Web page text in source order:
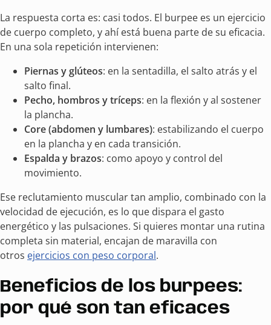
La respuesta corta es: casi todos. El burpee es un ejercicio
de cuerpo completo, y ahí está buena parte de su eficacia.
En una sola repetición intervienen:
Piernas y glúteos: en la sentadilla, el salto atrás y el
salto final.
Pecho, hombros y tríceps: en la flexión y al sostener
la plancha.
Core (abdomen y lumbares): estabilizando el cuerpo
en la plancha y en cada transición.
Espalda y brazos: como apoyo y control del
movimiento.
Ese reclutamiento muscular tan amplio, combinado con la
velocidad de ejecución, es lo que dispara el gasto
energético y las pulsaciones. Si quieres montar una rutina
completa sin material, encajan de maravilla con
otros ejercicios con peso corporal.
Beneficios de los burpees:
por qué son tan eficaces